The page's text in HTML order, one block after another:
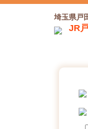
埼玉県戸
JR